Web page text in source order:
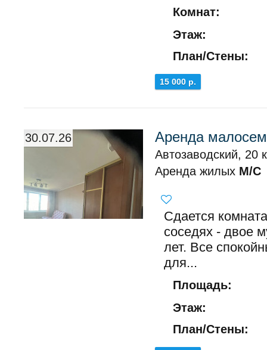
Комнат:
Этаж:
План/Стены:
15 000 р.
30.07.26 Аренда
Автозаводский, 20
Аренда жилых М/С
Сдается
соседях - двое
лет. Все
для...
Площадь:
Этаж:
План/Стены: